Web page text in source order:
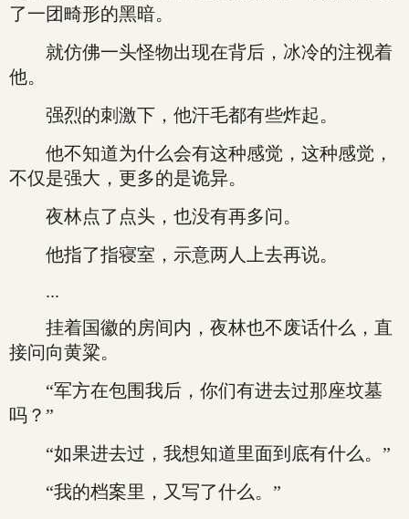
了一团畸形的黑暗。
就仿佛一头怪物出现在背后，冰冷的注视着
他。
强烈的刺激下，他汗毛都有些炸起。
他不知道为什么会有这种感觉，这种感觉，
不仅是强大，更多的是诡异。
夜林点了点头，也没有再多问。
他指了指寝室，示意两人上去再说。
...
挂着国徽的房间内，夜林也不废话什么，直
接问向黄粱。
“军方在包围我后，你们有进去过那座坟墓
吗？”
“如果进去过，我想知道里面到底有什么。”
“我的档案里，又写了什么。”